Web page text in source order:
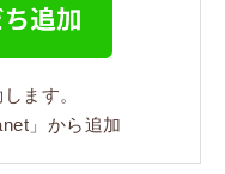
ます。
」から追加